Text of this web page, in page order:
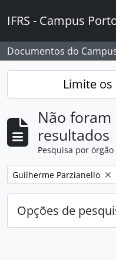
IFRS - Campus
Documentos do
Limite
Não
resultados
Pesquisa por órgão
Remover filtro:
Guilherme Parzianello
Opções de